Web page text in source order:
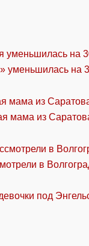
уменьшилась на
мама из
в
под